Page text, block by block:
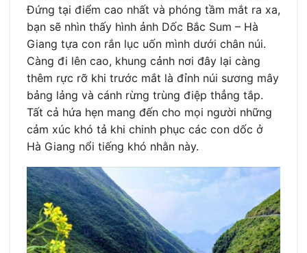
Đứng tại điểm cao nhất và phóng tầm mắt ra xa,
bạn sẽ nhìn thấy hình ảnh Dốc Bắc Sum – Hà
Giang tựa con rắn lục uốn mình dưới chân núi.
Càng đi lên cao, khung cảnh nơi đây lại càng
thêm rực rỡ khi trước mắt là đỉnh núi sương mây
bảng lảng và cánh rừng trùng điệp thẳng tắp.
Tất cả hứa hẹn mang đến cho mọi người những
cảm xúc khó tả khi chinh phục các con dốc ở
Hà Giang nổi tiếng khó nhằn này.